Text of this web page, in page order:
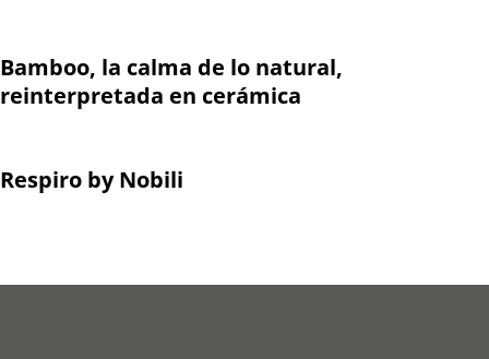
Bamboo, la calma de lo natural,
reinterpretada en cerámica
Respiro by Nobili